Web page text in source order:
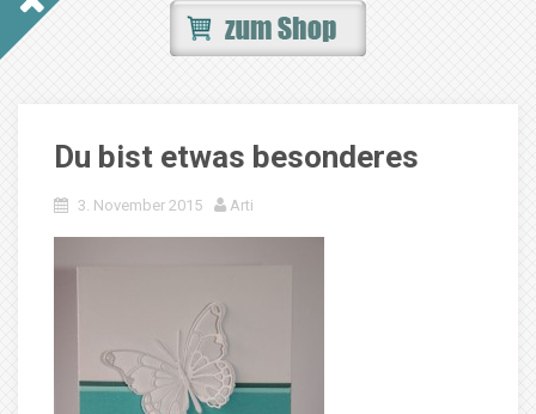
Du bist etwas besonderes
3. November 2015 Arti